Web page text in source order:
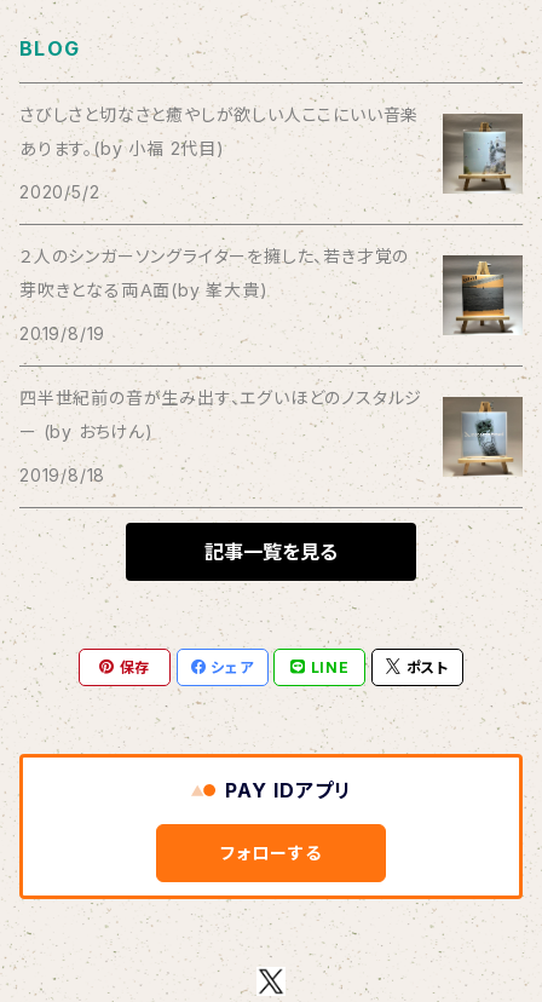
Aysula
Bad Operation
Bagus!
BBBBBBB
The BEG
The Beths
THE BLACK SHANSONS
BLONDnewHALF
Blondy
BOAR HUNTER
bud&harbor
Bulbs Of Passion
B玉
Calme Adiction
BLOG
さびしさと切なさと癒やしが欲しい人ここにいい音楽
あります。(by 小福 2代目)
2020/5/2
２人のシンガーソングライターを擁した、若き才覚の
芽吹きとなる両Ａ面(by 峯大貴)
2019/8/19
四半世紀前の音が生み出す、エグいほどのノスタルジ
ー (by おちけん)
2019/8/18
記事一覧を見る
保存 シェア LINE ポスト
PAY IDアプリ
フォローする